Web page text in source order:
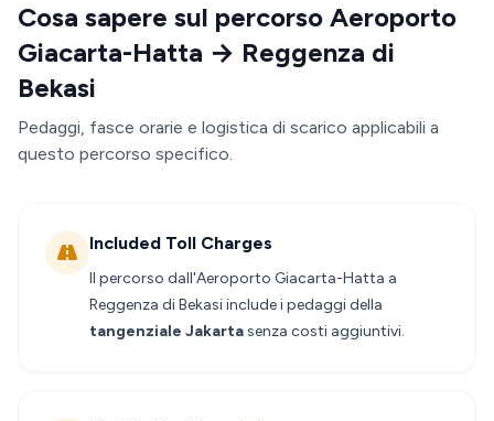
Cosa sapere sul percorso Aeroporto
Giacarta-Hatta → Reggenza di
Bekasi
Pedaggi, fasce orarie e logistica di scarico applicabili a
questo percorso specifico.
Included Toll Charges
Il percorso dall'Aeroporto Giacarta-Hatta a
Reggenza di Bekasi include i pedaggi della
tangenziale Jakartasenza costi aggiuntivi.